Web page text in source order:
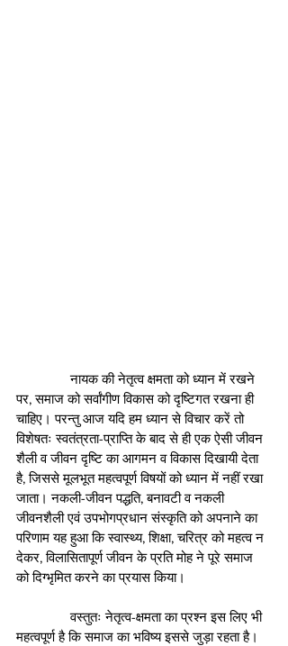
               नायक की नेतृत्व क्षमता को ध्यान में रखने
पर, समाज को सर्वांगीण विकास को दृष्टिगत रखना ही
चाहिए। परन्तु आज यदि हम ध्यान से विचार करें तो
विशेषतः स्वतंत्रता-प्राप्ति के बाद से ही एक ऐसी जीवन
शैली व जीवन दृष्टि का आगमन व विकास दिखायी देता
है, जिससे मूलभूत महत्वपूर्ण विषयों को ध्यान में नहीं रखा
जाता। नकली-जीवन पद्धति, बनावटी व नकली
जीवनशैली एवं उपभोगप्रधान संस्कृति को अपनाने का
परिणाम यह हुआ कि स्वास्थ्य, शिक्षा, चरित्र को महत्व न
देकर, विलासितापूर्ण जीवन के प्रति मोह ने पूरे समाज
को दिग्भृमित करने का प्रयास किया।
               वस्तुतः नेतृत्व-क्षमता का प्रश्न इस लिए भी
महत्वपूर्ण है कि समाज का भविष्य इससे जुड़ा रहता है।